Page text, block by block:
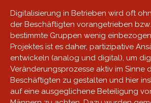
Digitalisierung in Betrieben wird oft
der Beschäftigten vorangetrieben
bestimmte Gruppen wenig
Projektes ist es daher, partizipative
entwickeln (analog und digital), um
Veränderungsprozesse aktiv im Sinne
Beschäftigten zu gestalten und hier
auf eine ausgeglichene Beteiligung